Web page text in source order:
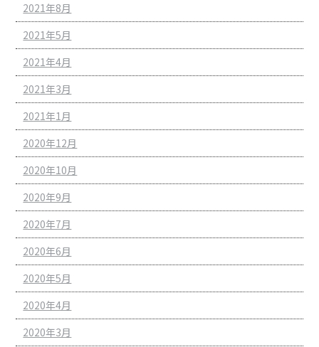
2021年8月
2021年5月
2021年4月
2021年3月
2021年1月
2020年12月
2020年10月
2020年9月
2020年7月
2020年6月
2020年5月
2020年4月
2020年3月